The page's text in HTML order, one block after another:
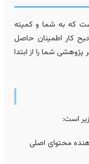
به شما و کمیته
اطمینان حاصل
شما را از ابتدا
اصلی